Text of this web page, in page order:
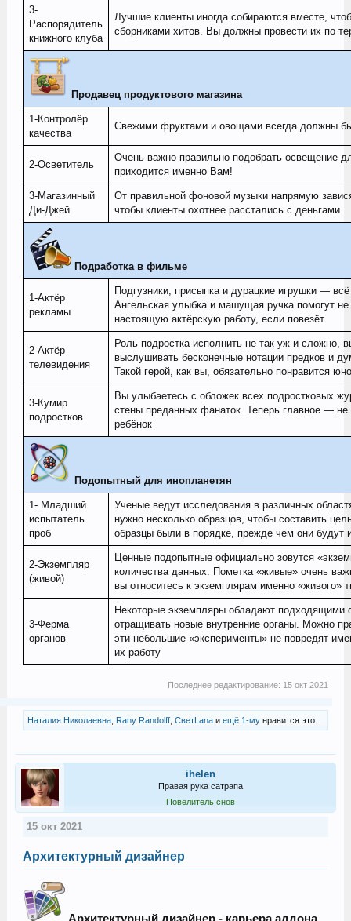
3-
Распорядитель
книжного клуба
Лучшие клиенты иногда собираются вместе,
сборниками хитов. Вы должны провести их по
Продавец продуктового магазина
1-Контролёр
качества
Свежими фруктами и овощами всегда должны
2-Осветитель
Очень важно правильно подобрать освещение
приходится именно Вам!
3-Магазинный
Ди-Джей
От правильной фоновой музыки напрямую
чтобы клиенты охотнее расстались с деньгами
Подработка в фильме
1-Актёр
рекламы
Подгузники, присыпка и дурацкие игрушки —
Ангельская улыбка и машущая ручка помогут не
настоящую актёрскую работу, если повезёт
2-Актёр
телевидения
Роль подростка исполнить не так уж и сложно,
выслушивать бесконечные нотации предков и
Такой герой, как вы, обязательно понравится
3-Кумир
подростков
Вы улыбаетесь с обложек всех подростковых
стены преданных фанаток. Теперь главное —
ребёнок
Подопытный для инопланетян
1- Младший
испытатель
проб
Ученые ведут исследования в различных
нужно несколько образцов, чтобы составить
образцы были в порядке, прежде чем они будут
2-Экземпляр
(живой)
Ценные подопытные официально зовутся
количества данных. Пометка «живые» очень
вы относитесь к экземплярам именно «живого»
3-Ферма
органов
Некоторые экземпляры обладают
отращивать новые внутренние органы. Можно
эти небольшие «эксперименты» не повредят
их работу
Последнее редактирование: 15 окт 2021
Наталия Николаевна, Rany Randolff, СветLanaи ещё 1-мунравится это.
ihelen
Правая рука сатрапа
Повелитель снов
15 окт 2021
Архитектурный дизайнер